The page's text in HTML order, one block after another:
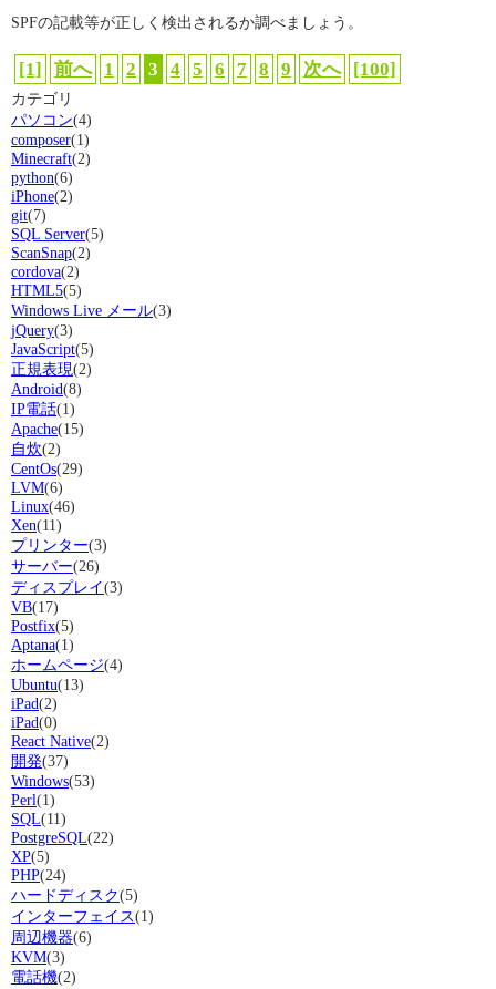
SPFの記載等が正しく検出されるか調べましょう。
[1] 前へ 1 2 3 4 5 6 7 8 9 次へ [100]
カテゴリ
パソコン(4)
composer(1)
Minecraft(2)
python(6)
iPhone(2)
git(7)
SQL Server(5)
ScanSnap(2)
cordova(2)
HTML5(5)
Windows Live メール(3)
jQuery(3)
JavaScript(5)
正規表現(2)
Android(8)
IP電話(1)
Apache(15)
自炊(2)
CentOs(29)
LVM(6)
Linux(46)
Xen(11)
プリンター(3)
サーバー(26)
ディスプレイ(3)
VB(17)
Postfix(5)
Aptana(1)
ホームページ(4)
Ubuntu(13)
iPad(2)
iPad(0)
React Native(2)
開発(37)
Windows(53)
Perl(1)
SQL(11)
PostgreSQL(22)
XP(5)
PHP(24)
ハードディスク(5)
インターフェイス(1)
周辺機器(6)
KVM(3)
電話機(2)